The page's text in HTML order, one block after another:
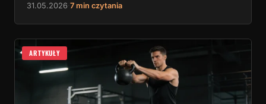
31.05.2026 7 min czytania
ARTYKUŁY